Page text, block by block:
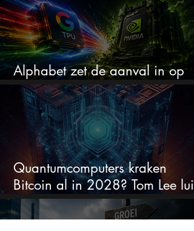
Alphabet zet de aanval in op
Nvidia met eigen AI-chips
Quantumcomputers kraken
Bitcoin al in 2028? Tom Lee
de alarmbel